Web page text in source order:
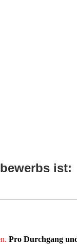
ist:
Pro Durchgang